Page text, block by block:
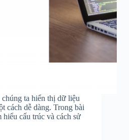
ta hiển thị dữ liệu
cách dễ dàng. Trong bài
cấu trúc và cách sử